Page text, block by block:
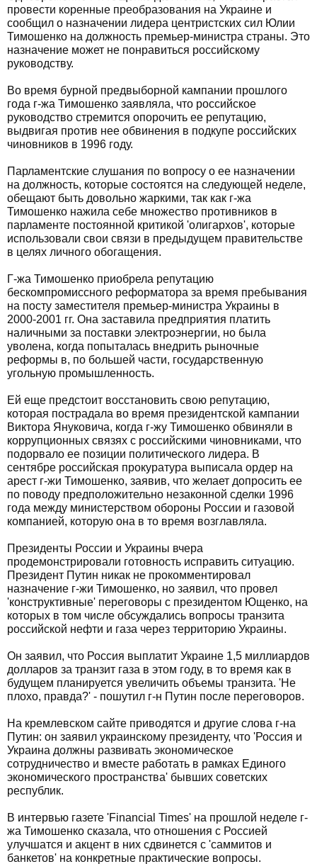
провести коренные преобразования на Украине и
сообщил о назначении лидера центристских сил Юлии
Тимошенко на должность премьер-министра страны. Это
назначение может не понравиться российскому
руководству.
Во время бурной предвыборной кампании прошлого
года г-жа Тимошенко заявляла, что российское
руководство стремится опорочить ее репутацию,
выдвигая против нее обвинения в подкупе российских
чиновников в 1996 году.
Парламентские слушания по вопросу о ее назначении
на должность, которые состоятся на следующей неделе,
обещают быть довольно жаркими, так как г-жа
Тимошенко нажила себе множество противников в
парламенте постоянной критикой 'олигархов', которые
использовали свои связи в предыдущем правительстве
в целях личного обогащения.
Г-жа Тимошенко приобрела репутацию
бескомпромиссного реформатора за время пребывания
на посту заместителя премьер-министра Украины в
2000-2001 гг. Она заставила предприятия платить
наличными за поставки электроэнергии, но была
уволена, когда попыталась внедрить рыночные
реформы в, по большей части, государственную
угольную промышленность.
Ей еще предстоит восстановить свою репутацию,
которая пострадала во время президентской кампании
Виктора Януковича, когда г-жу Тимошенко обвиняли в
коррупционных связях с российскими чиновниками, что
подорвало ее позиции политического лидера. В
сентябре российская прокуратура выписала ордер на
арест г-жи Тимошенко, заявив, что желает допросить ее
по поводу предположительно незаконной сделки 1996
года между министерством обороны России и газовой
компанией, которую она в то время возглавляла.
Президенты России и Украины вчера
продемонстрировали готовность исправить ситуацию.
Президент Путин никак не прокомментировал
назначение г-жи Тимошенко, но заявил, что провел
'конструктивные' переговоры с президентом Ющенко, на
которых в том числе обсуждались вопросы транзита
российской нефти и газа через территорию Украины.
Он заявил, что Россия выплатит Украине 1,5 миллиардов
долларов за транзит газа в этом году, в то время как в
будущем планируется увеличить объемы транзита. 'Не
плохо, правда?' - пошутил г-н Путин после переговоров.
На кремлевском сайте приводятся и другие слова г-на
Путин: он заявил украинскому президенту, что 'Россия и
Украина должны развивать экономическое
сотрудничество и вместе работать в рамках Единого
экономического пространства' бывших советских
республик.
В интервью газете 'Financial Times' на прошлой неделе г-
жа Тимошенко сказала, что отношения с Россией
улучшатся и акцент в них сдвинется с 'саммитов и
банкетов' на конкретные практические вопросы.